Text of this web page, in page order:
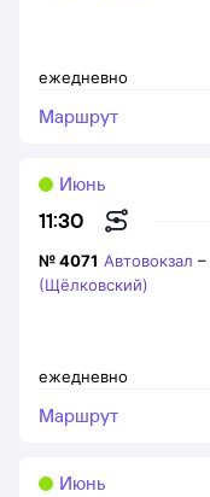
ежедневно
Маршрут
11:30
Июнь
ежедневно
№4071 Автовокзал –
(Щёлковский)
Маршрут
Июнь